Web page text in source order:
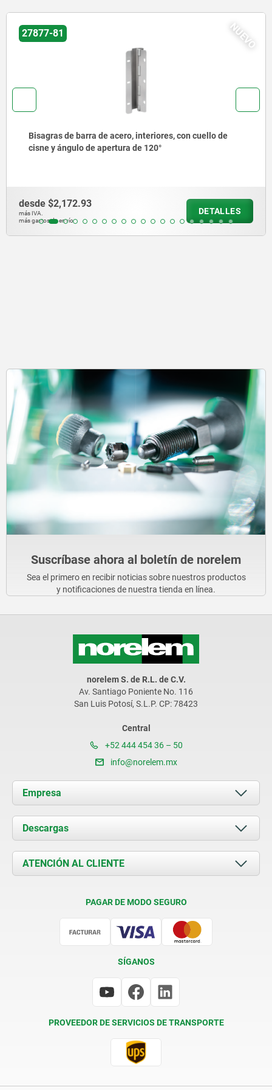
con cuello de
DETALLES
Bisagras de barra de
desde$1,894.20
más gastos de envío
Suscríbase ahora al boletín de norelem
Sea el primero en recibir noticias sobre nuestros productos
y notificaciones de nuestra tienda en línea.
norelem S. de R.L. de C.V.
Av. Santiago Poniente No. 116
San Luis Potosí, S.L.P. CP: 78423
Central
+52 444 454 36 – 50
info@norelem.mx
Empresa
Acerca de nosotros
Novedades
Contacto
Descargas
Documents
ATENCIÓN AL CLIENTE
PAGAR DE MODO SEGURO
SÍGANOS
PROVEEDOR DE SERVICIOS DE TRANSPORTE